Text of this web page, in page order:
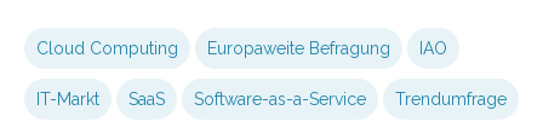
Cloud Computing Europaweite Befragung IAO
IT-Markt SaaS Software-as-a-Service Trendumfrage